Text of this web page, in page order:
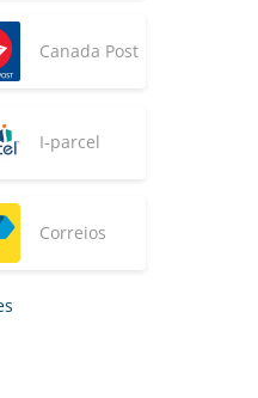
Canada Post
I-parcel
Correios